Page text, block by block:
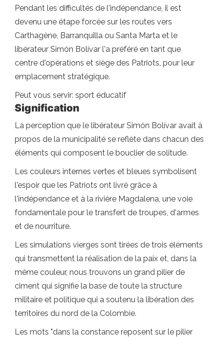
Pendant les difficultés de l'indépendance, il est
devenu une étape forcée sur les routes vers
Carthagène, Barranquilla ou Santa Marta et le
libérateur Simón Bolívar l'a préféré en tant que
centre d'opérations et siège des Patriots, pour leur
emplacement stratégique.
Peut vous servir: sport éducatif
Signification
La perception que le libérateur Simón Bolívar avait à
propos de la municipalité se reflète dans chacun des
éléments qui composent le bouclier de solitude.
Les couleurs internes vertes et bleues symbolisent
l'espoir que les Patriots ont livré grâce à
l'indépendance et à la rivière Magdalena, une voie
fondamentale pour le transfert de troupes, d'armes
et de nourriture.
Les simulations vierges sont tirées de trois éléments
qui transmettent la réalisation de la paix et, dans la
même couleur, nous trouvons un grand pilier de
ciment qui signifie la base de toute la structure
militaire et politique qui a soutenu la libération des
territoires du nord de la Colombie.
Les mots "dans la constance reposent sur le pilier